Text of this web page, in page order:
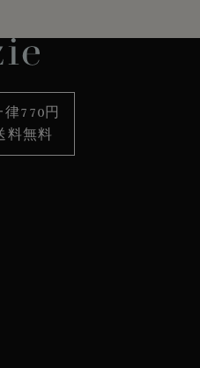
袖・カフス型から選ぶ
柄から選ぶ
カジュアルシャツ
カフスボタン
サスペンダー
バッグ
ストール・マフラー
770円
料無料